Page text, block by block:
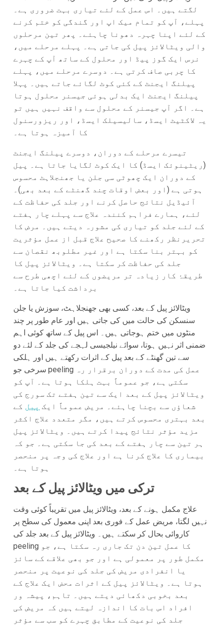
لگتے ہیں۔ اس عمل کے لئے تیاری بہت ضروری ہے۔
پہلے، آپ کو تمام میک اپ اور گندگی کو ختم کرنے
کے لئے اپنا چہرہ دھونا چاہئے۔ پھر تین مرحلوں
والی ویٹالائز پیل کی جاتی ہے۔ پہلے مرحلے میں،
نرس ایک گوز پیڈ اور محلول کے ساتھ آپ کے چہرے
کا چربی صاف کرتی ہے۔ دوسرے مرحلے میں، پہلے
پیلنگ ایجنٹ کے کئی کوٹ لگائے جاتے ہیں۔ پہلا
پیلنگ ایجنٹ ایک بدلی ہوئی جیسنر محلول ہوتا
ہے۔ اگر آپ جیسنر کے محلول سے واقف نہیں ہیں تو
یہ لاکٹیٹ ایسڈ، سالیسیلک ایسڈ، اور ریزورسنول
کا آمیزہ ہوتا ہے۔
تیسرے مرحلے کے دوران، دوسرے پیلنگ ایجنٹ
(ریٹینوئک ایسڈ) کا ایک کوٹ لگایا جاتا ہے۔ پیل
کے دوران ایک چھوٹی سی جلن یا جھنجلاہٹ محسوس
ہوتی ہے (اور بعض اوقات چند گھنٹے کے بعد بھی)۔
آئیڈیل نتائج حاصل کرنے اور جلد کی حفاظت کے
لئے، ہمارے فراہم کنندہ علاج سے پہلے چار ہفتے
کے لئے جلد کو تیاری کی مشورہ دیتے ہیں۔ مرض کا
تحریرنظر رکھنے کا صحیح علاج قبل از عمل مؤثریت
کو بہتر بنا سکتا ہے اور غیر مطلوبھ نقصان سے
جلد کی حفاظت کر سکتا ہے۔ ویٹالائز پیل کا
طریقۂ کار زیادہ تر مریضوں کے لئے اچھی طرح سے
برداشت کیا جاتا ہے۔
ویٹالائز پیل کے بعد، کسی بھی جھنجلاہٹ، سوزش یا جلن
سنسکن کی حالت میں کی جاتی ہیں اور عام طور پر چند
منٹوں میں ختم ہوجاتی ہیں۔ اس پیل کے ساتھ کوئی اہم
ضمنی اثر نہیں ہوتا، سوائے نیلجیسی لہجے کی جلد کے لئے دو
سے تین گھنٹے کے بعد پیل کے اثرات رکھتے ہیں اور ہلکی
سرخی جو peeling عمل کی مدت کے دوران برقرار رہ
سکتی ہے، جو عموماً بہت ہلکا ہوتا ہے۔ آپ کو
ویٹالائز پیل کے بعد ایک سے تین ہفتے تک سورج کی
شعاؤں سے بچنا چاہئے۔ مریض عموماً ایک پیل کے
بعد بہتری محسوس کرتے ہیں، مگر متعدد علاج اکثر
مزید مؤثر نتائج پیدا کرتے ہیں۔ ویٹالائز پیل
ہر تین سے چار ہفتے کے بعد کی جا سکتی ہے۔ جو کہ
بیماری کا علاج کرنا ہے اور علاج کی وجہ پر منحصر
ہوتا ہے۔
ترکی میں ویٹالائز پیل کے بعد
علاج مکمل ہونے کے بعد، ویٹالائز پیل میں تقریباً کوئی وقت
نہیں لگتا، مریض عمل کے فوری بعد اپنی معمول کی سطح پر
کاروائی بحال کر سکتے ہیں۔ ویٹالائز پیل کے بعد جلد کی
peeling کا عمل تین دن تک جاری رہ سکتا ہے، جو
مکمل طور پر معمولی ہے اور جو بھی علاقے کے سائز
یا انفرادی مریض کی جلد کی نوعیت پر منحصر
ہوتا ہے۔ ویٹالائز پیل کے اثرات محض ایک علاج کے
بعد بخوبی دکھائی دیتے ہیں۔ تاہم، پیشہ ور
افراد اس بات کا اندازہ لیتے ہیں کہ مریض کی
جلد کی نوعیت کے مطابق چہرے کو سب سے مؤثر